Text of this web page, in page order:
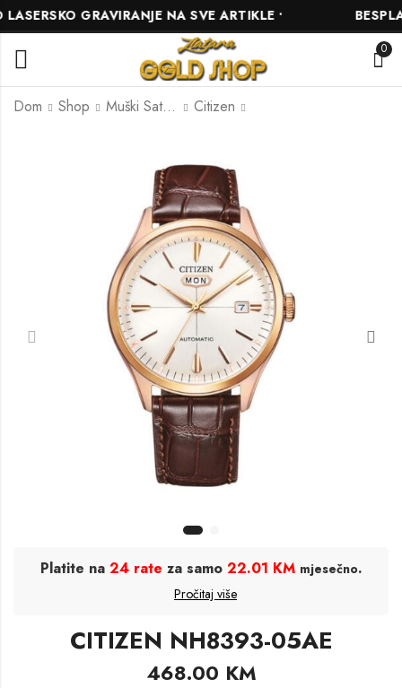
GRAVIRANJE NA SVE ARTIKLE •
0
Dom Shop Muški Satovi Citizen
Platite na 24 rate za samo 22.01 KM mjesečno.
Pročitaj više
CITIZEN NH8393-05AE
468.00 KM